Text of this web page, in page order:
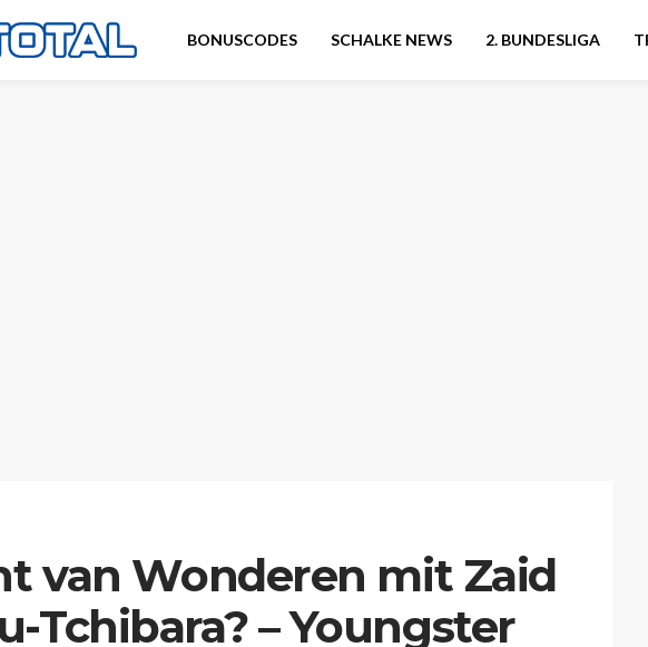
BONUSCODES SCHALKE NEWS 2. BUNDESLIGA
van Wonderen mit Zaid
Tchibara? – Youngster